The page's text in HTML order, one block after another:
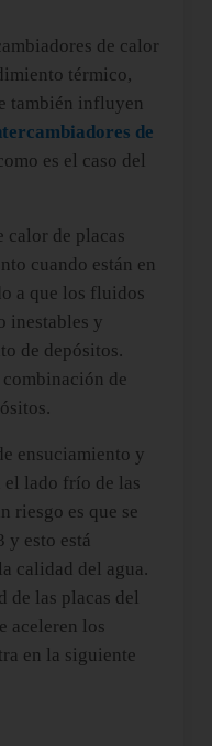
de calor
térmico,
también influyen
de
es el caso del
calor de placas
cuando están en
a que los fluidos
inestables y
de depósitos.
combinación de
ensuciamiento y
el lado frío de las
riesgo es que se
y esto está
calidad del agua.
de las placas del
aceleren los
en la siguiente